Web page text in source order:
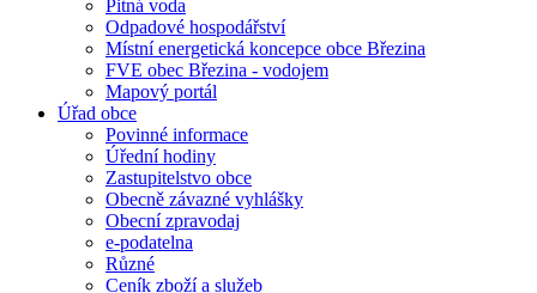
Pitná voda
Odpadové hospodářství
Místní energetická koncepce obce Březina
FVE obec Březina - vodojem
Mapový portál
Úřad obce
Povinné informace
Úřední hodiny
Zastupitelstvo obce
Obecně závazné vyhlášky
Obecní zpravodaj
e-podatelna
Různé
Ceník zboží a služeb